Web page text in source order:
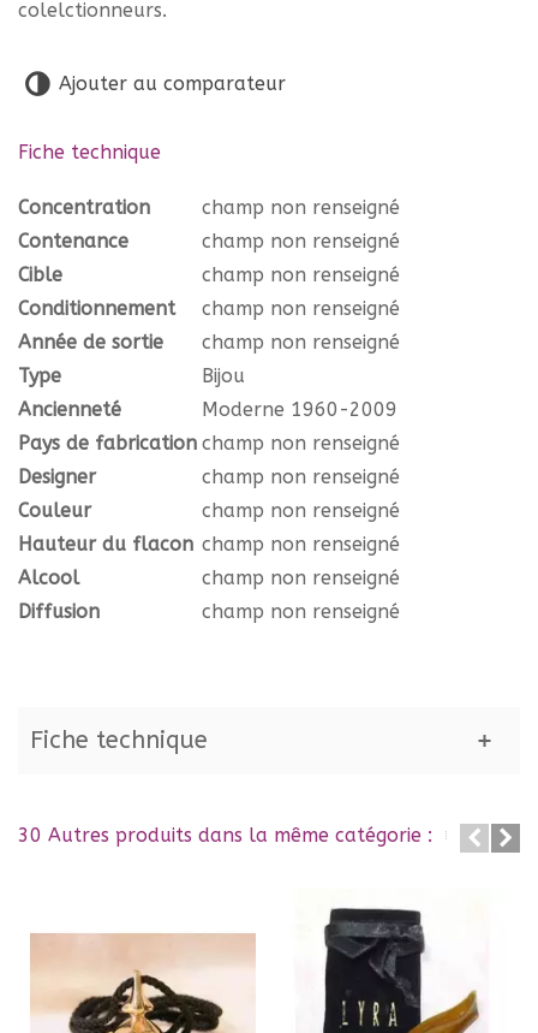
colelctionneurs.
Ajouter au comparateur
Fiche technique
Concentration
champ non renseigné
Contenance
champ non renseigné
Cible
champ non renseigné
Conditionnement
champ non renseigné
Année de sortie
champ non renseigné
Type
Bijou
Ancienneté
Moderne 1960-2009
Pays de fabrication champ non renseigné
Designer
champ non renseigné
Couleur
champ non renseigné
Hauteur du flacon champ non renseigné
Alcool
champ non renseigné
Diffusion
champ non renseigné
Fiche technique
30 Autres produits dans la même catégorie :